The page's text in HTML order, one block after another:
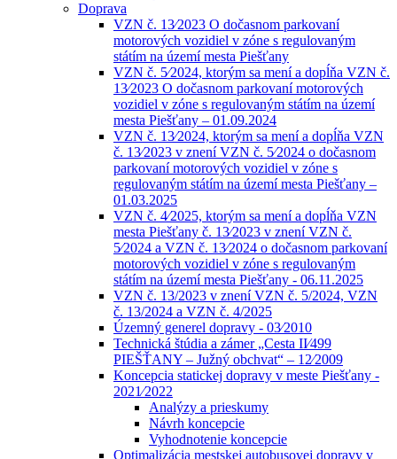
Doprava
VZN č. 13⁄2023 O dočasnom parkovaní
motorových vozidiel v zóne s regulovaným
státím na území mesta Piešťany
VZN č. 5⁄2024, ktorým sa mení a dopĺňa VZN č.
13⁄2023 O dočasnom parkovaní motorových
vozidiel v zóne s regulovaným státím na území
mesta Piešťany – 01.09.2024
VZN č. 13⁄2024, ktorým sa mení a dopĺňa VZN
č. 13⁄2023 v znení VZN č. 5⁄2024 o dočasnom
parkovaní motorových vozidiel v zóne s
regulovaným státím na území mesta Piešťany –
01.03.2025
VZN č. 4⁄2025, ktorým sa mení a dopĺňa VZN
mesta Piešťany č. 13⁄2023 v znení VZN č.
5⁄2024 a VZN č. 13⁄2024 o dočasnom parkovaní
motorových vozidiel v zóne s regulovaným
státím na území mesta Piešťany - 06.11.2025
VZN č. 13/2023 v znení VZN č. 5/2024, VZN
č. 13/2024 a VZN č. 4/2025
Územný generel dopravy - 03⁄2010
Technická štúdia a zámer „Cesta II⁄499
PIEŠŤANY – Južný obchvat“ – 12⁄2009
Koncepcia statickej dopravy v meste Piešťany -
2021⁄2022
Analýzy a prieskumy
Návrh koncepcie
Vyhodnotenie koncepcie
Optimalizácia mestskej autobusovej dopravy v